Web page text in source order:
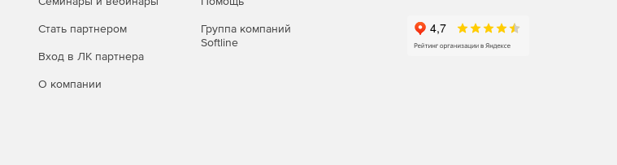
Стать партнером
Вход в ЛК партнера
О компании
Группа компаний
Softline